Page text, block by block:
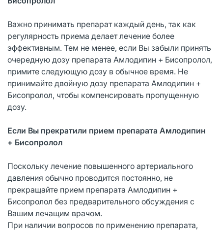
Важно принимать препарат каждый день, так как
регулярность приема делает лечение более
эффективным. Тем не менее, если Вы забыли принять
очередную дозу препарата Амлодипин + Бисопролол,
примите следующую дозу в обычное время. Не
принимайте двойную дозу препарата Амлодипин +
Бисопролол, чтобы компенсировать пропущенную
дозу.
Если Вы прекратили прием препарата Амлодипин
+ Бисопролол
Поскольку лечение повышенного артериального
давления обычно проводится постоянно, не
прекращайте прием препарата Амлодипин +
Бисопролол без предварительного обсуждения с
Вашим лечащим врачом.
При наличии вопросов по применению препарата,